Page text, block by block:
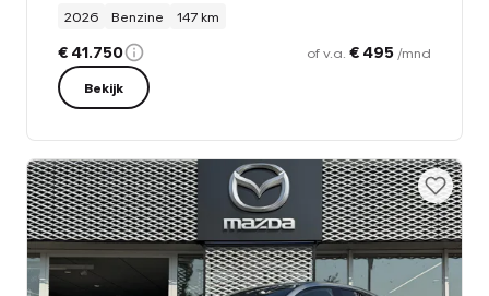
2026
Benzine 147 km
€ 41.750 of v.a. € 495 /mnd
Bekijk